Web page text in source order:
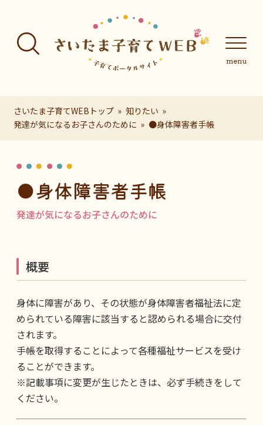
さいたま子育てWEBトップ
知りたい
発達が気になるお子さんのために
●身体障害者手帳
●身体障害者手帳
発達が気になるお子さんのために
概要
身体に障害があり、その状態が身体障害者福祉法に定
められている障害に該当すると認められる場合に交付
されます。
手帳を取得することによって各種福祉サービスを受け
ることができます。
※記載事項に変更が生じたときは、必ず手続きをして
ください。